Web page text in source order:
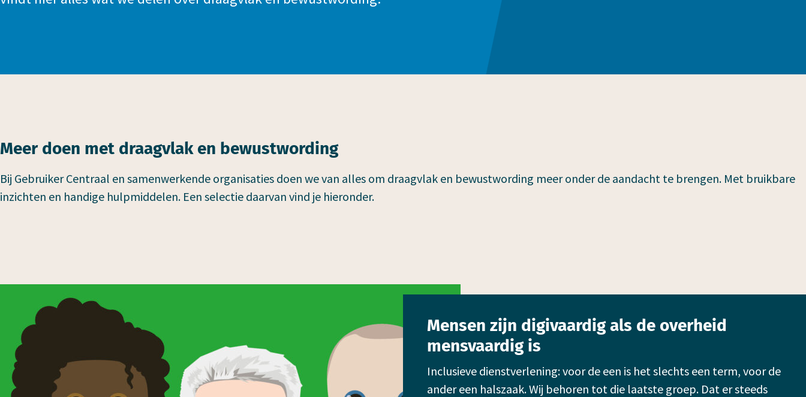
Meer doen met draagvlak en bewustwording
Bij Gebruiker Centraal en samenwerkende organisaties doen we van alles om draagvlak en bewustwording meer onder de aandacht te brengen. Met bruikbare
inzichten en handige hulpmiddelen. Een selectie daarvan vind je hieronder.
Mensen zijn digivaardig als de overheid
mensvaardig is
Inclusieve dienstverlening: voor de een is het slechts een term, voor de
ander een halszaak. Wij behoren tot die laatste groep. Dat er steeds